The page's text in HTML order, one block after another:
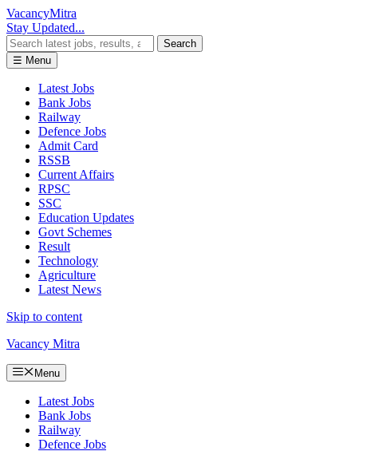
VacancyMitra
Stay Updated...
Search
☰ Menu
Latest Jobs
Bank Jobs
Railway
Defence Jobs
Admit Card
RSSB
Current Affairs
RPSC
SSC
Education Updates
Govt Schemes
Result
Technology
Agriculture
Latest News
Skip to content
Vacancy Mitra
Menu
Latest Jobs
Bank Jobs
Railway
Defence Jobs